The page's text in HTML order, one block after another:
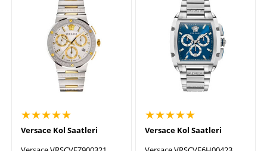
★★★★★
Versace Kol Saatleri
★★★★★
Versace Kol Saatleri